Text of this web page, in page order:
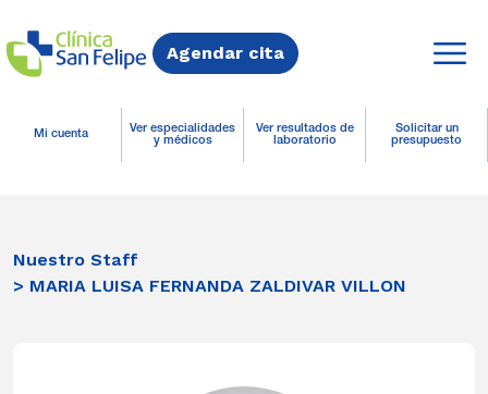
Agendar cita
Mi cuenta
Ver especialidades
y médicos
Ver resultados de
laboratorio
Solicitar un
presupuesto
Nuestro Staff
> MARIA LUISA FERNANDA ZALDIVAR VILLON